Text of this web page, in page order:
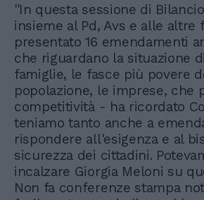
''In questa sessione di
insieme al Pd, Avs e alle altre
presentato 16 emendamenti
che riguardano la situazione
famiglie, le fasce più povere
popolazione, le imprese, che
competitività - ha ricordato
teniamo tanto anche a
rispondere all'esigenza e al
sicurezza dei cittadini.
incalzare Giorgia Meloni su
Non fa conferenze stampa